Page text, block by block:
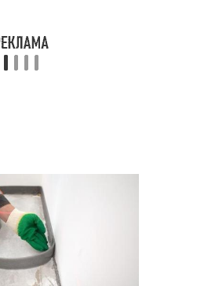
Цемент для полусухой